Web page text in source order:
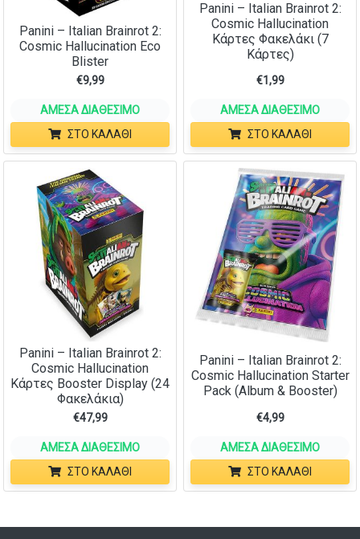
Panini – Italian Brainrot 2:
Cosmic Hallucination Eco
Blister
€9,99
ΆΜΕΣΑ ΔΙΑΘΈΣΙΜΟ
ΣΤΟ ΚΑΛΆΘΙ
Panini – Italian Brainrot 2:
Cosmic Hallucination
Κάρτες Φακελάκι (7
Κάρτες)
€1,99
ΆΜΕΣΑ ΔΙΑΘΈΣΙΜΟ
ΣΤΟ ΚΑΛΆΘΙ
Panini – Italian Brainrot 2:
Cosmic Hallucination
Κάρτες Booster Display (24
Φακελάκια)
€47,99
ΆΜΕΣΑ ΔΙΑΘΈΣΙΜΟ
ΣΤΟ ΚΑΛΆΘΙ
Panini – Italian Brainrot 2:
Cosmic Hallucination Starter
Pack (Album & Booster)
€4,99
ΆΜΕΣΑ ΔΙΑΘΈΣΙΜΟ
ΣΤΟ ΚΑΛΆΘΙ